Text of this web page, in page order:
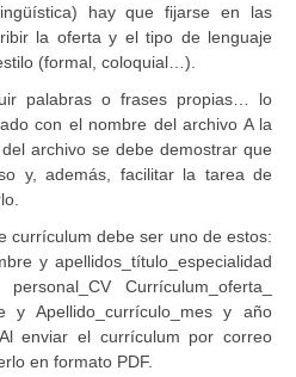
hay que fijarse en las
la oferta y el tipo de lenguaje
(formal, coloquial…).
palabras o frases propias… lo
con el nombre del archivo A la
archivo se debe demostrar que
y, además, facilitar la tarea de
currículum debe ser uno de estos:
y apellidos_título_especialidad
Currículum_oferta_
y Apellido_currículo_mes y año
enviar el currículum por correo
en formato PDF.